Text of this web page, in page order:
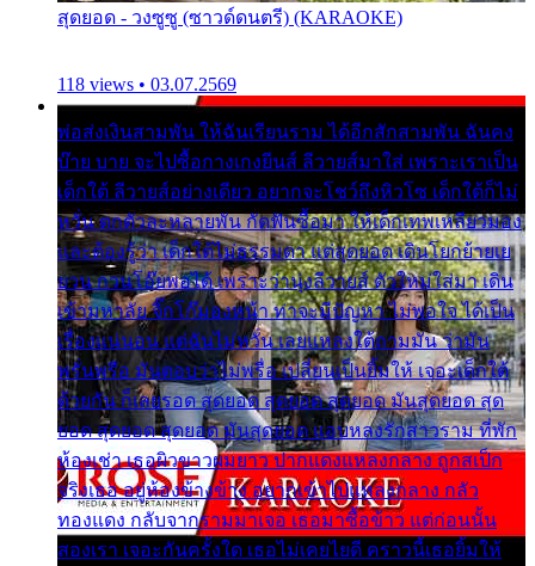
สุดยอด - วงซูซู (ซาวด์ดนตรี) (KARAOKE)
118 views • 03.07.2569
พ่อส่งเงินสามพัน ให้ฉันเรียนราม ได้อีกสักสามพัน ฉันคง
บ๊าย บาย จะไปซื้อกางเกงยีนส์ ลีวายส์มาใส่ เพราะเราเป็น
เด็กใต้ ลีวายส์อย่างเดียว อยากจะโชว์ถึงหิวโซ เด็กใต้ก็ไม่
หวั่น ตกตัวละหลายพัน กัดฟันซื้อมา ให้เด็กเทพเหลียวมอง
และต้องรู้ว่า เด็กใต้ไม่ธรรมดา แต่สุดยอด เดินโยกย้ายเย
ยวน กวนโอ๊ยพอได้ เพราะว่านุ่งลีวายส์ ตัวใหม่ใส่มา เดิน
เข้ามหาลัย จิ๊กโก๊มองหน้า ท่าจะมีปัญหา ไม่พอใจ ได้เป็น
เรื่องแน่นอน แต่ฉันไม่หวั่น เลยแหลงใต้ถามมัน ว่ามัน
พรั่นพรือ มันตอบว่าไม่พรื่อ เปลี่ยนเป็นยิ้มให้ เจอะเด็กใต้
ด้วยกัน ก็เลยรอด สุดยอด สุดยอด สุดยอด มันสุดยอด สุด
ยอด สุดยอด สุดยอด มันสุดยอด แอบหลงรักสาวราม ที่พัก
ห้องเช่า เธอผิวขาวผมยาว ปากแดงแหลงกลาง ถูกสเป็ก
จริงเธอ อยู่ห้องข้างข้าง อยากเข้าไปแหลงกลาง กลัว
ทองแดง กลับจากรามมาเจอ เธอมาซื้อข้าว แต่ก่อนนั้น
สองเรา เจอะกันครั้งใด เธอไม่เคยไยดี คราวนี้เธอยิ้มให้